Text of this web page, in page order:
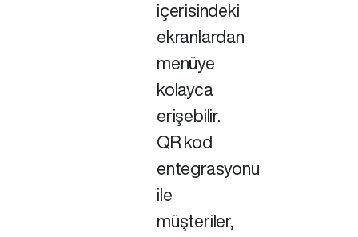
içerisindeki
ekranlardan
menüye
kolayca
erişebilir.
QR kod
entegrasyonu
ile
müşteriler,